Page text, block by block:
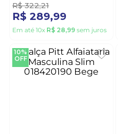
R$ 322,21
R$ 289,99
Em até 10x R$ 28,99 sem juros
10%
OFF